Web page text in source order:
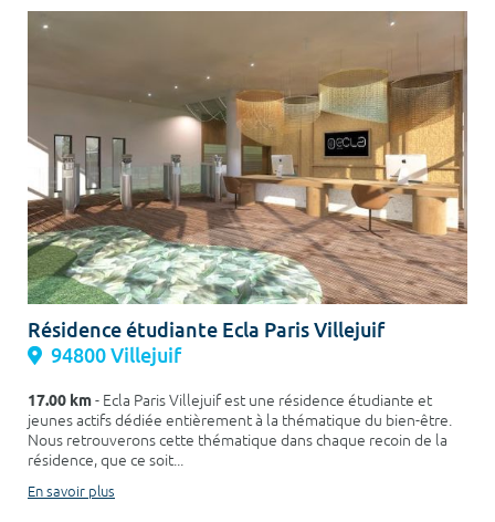
Résidence étudiante Ecla Paris Villejuif
94800 Villejuif
17.00 km- Ecla Paris Villejuif est une résidence étudiante et
jeunes actifs dédiée entièrement à la thématique du bien-être.
Nous retrouverons cette thématique dans chaque recoin de la
résidence, que ce soit...
En savoir plus